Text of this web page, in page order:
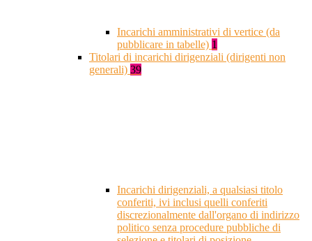
Incarichi amministrativi di vertice (da
pubblicare in tabelle) 1
Titolari di incarichi dirigenziali (dirigenti non
generali) 39
Incarichi dirigenziali, a qualsiasi titolo
conferiti, ivi inclusi quelli conferiti
discrezionalmente dall'organo di indirizzo
politico senza procedure pubbliche di